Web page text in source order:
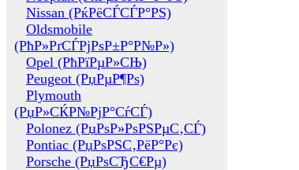
Nissan (РќРёСЃСЃР°РЅ)
Oldsmobile
(РћР»РґСЃРјРѕР±Р°Р№Р»)
Opel (РћРїРµР»СЊ)
Peugeot (РџРµР¶Рѕ)
Plymouth
(РџР»СЌР№РјР°СѓСЃ)
Polonez (РџРѕР»РѕРЅРµС‚СЃ)
Pontiac (РџРѕРЅС‚РёР°Рє)
Porsche (РџРѕСЂС€Рµ)